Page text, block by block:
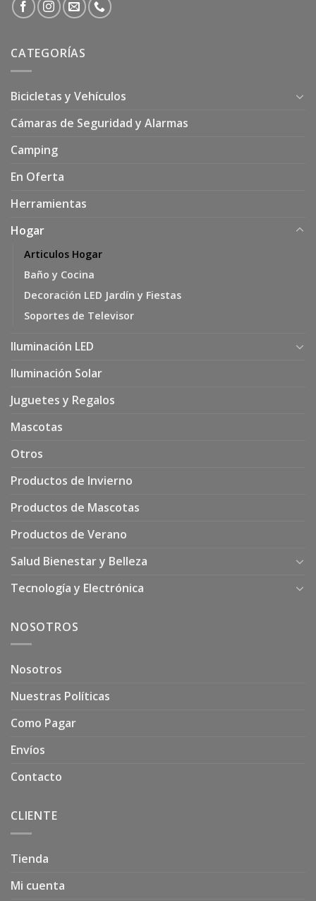
CATEGORÍAS
Bicicletas y Vehículos
Cámaras de Seguridad y Alarmas
Camping
En Oferta
Herramientas
Hogar
Articulos Hogar
Baño y Cocina
Decoración LED Jardín y Fiestas
Soportes de Televisor
Iluminación LED
Iluminación Solar
Juguetes y Regalos
Mascotas
Otros
Productos de Invierno
Productos de Mascotas
Productos de Verano
Salud Bienestar y Belleza
Tecnología y Electrónica
NOSOTROS
Nosotros
Nuestras Políticas
Como Pagar
Envíos
Contacto
CLIENTE
Tienda
Mi cuenta